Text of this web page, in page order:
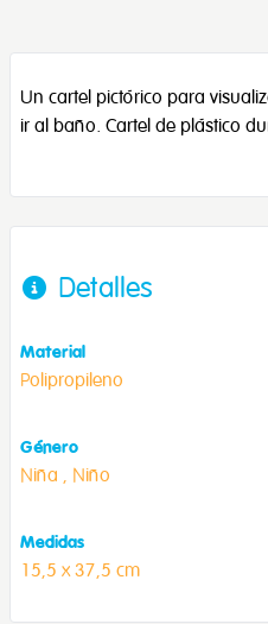
Un cartel pictórico para
ir al baño. Cartel de plástico
Detalles
Material
Polipropileno
Género
Niña , Niño
Medidas
15,5 x 37,5 cm